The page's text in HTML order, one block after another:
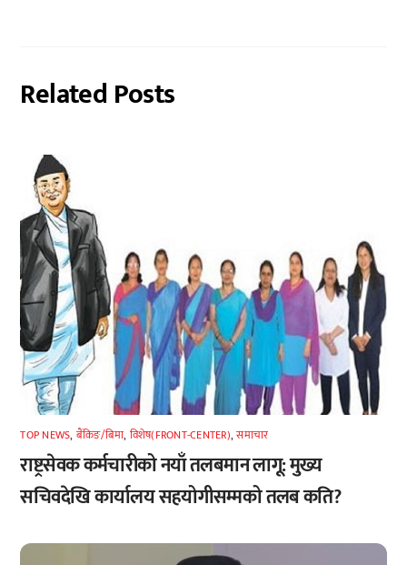
Related Posts
TOP NEWS, बैंकिङ/बिमा, विशेष(FRONT-CENTER),समाचार
राष्ट्रसेवक कर्मचारीको नयाँ तलबमान लागू: मुख्य
सचिवदेखि कार्यालय सहयोगीसम्मको तलब कति?